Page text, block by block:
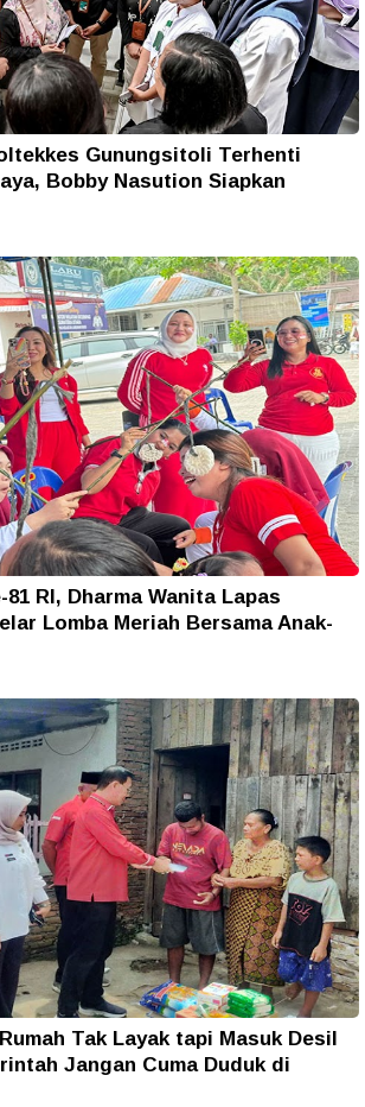
Gunungsitoli Terhenti
Bobby Nasution Siapkan
81 RI, Dharma Wanita Lapas
Lomba Meriah Bersama Anak-
Tak Layak tapi Masuk Desil
Jangan Cuma Duduk di